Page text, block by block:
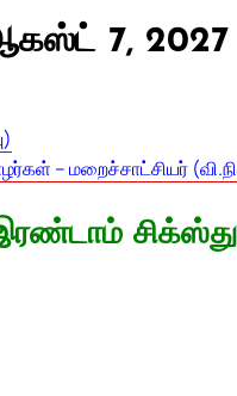
7,
– மறைச்சாட்சியர்